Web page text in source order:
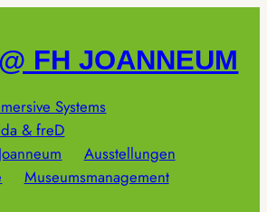
FH JOANNEUM
Systems
& freD
Ausstellungen
Museumsmanagement